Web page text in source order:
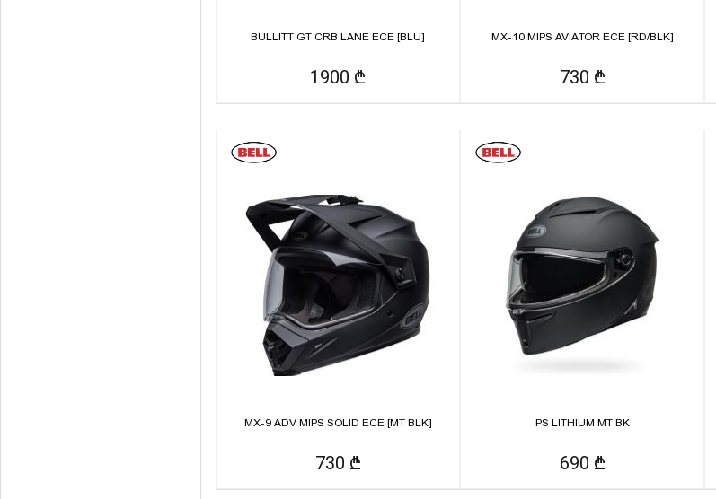
BULLITT GT CRB LANE ECE [BLU]
1900 ₾
MX-10 MIPS AVIATOR ECE [RD/BLK]
730 ₾
MX-9 ADV MIPS SOLID ECE [MT BLK]
730 ₾
PS LITHIUM MT BK
690 ₾